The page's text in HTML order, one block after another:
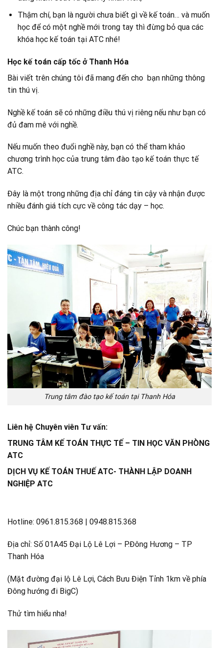
Thậm chí, bạn là người chưa biết gì về kế toán… và muốn
học để có một nghề mới trong tay thì đừng bỏ qua các
khóa học kế toán tại ATC nhé!
Học kế toán cấp tốc ở Thanh Hóa
Bài viết trên chúng tôi đã mang đến cho bạn những thông
tin thú vị.
Nghề kế toán sẽ có những điều thú vị riêng nếu như bạn có
đủ đam mê với nghề.
Nếu muốn theo đuổi nghề này, bạn có thể tham khảo
chương trình học của trung tâm đào tạo kế toán thực tế
ATC.
Đây là một trong những địa chỉ đáng tin cậy và nhận được
nhiều đánh giá tích cực về công tác dạy – học.
Chúc bạn thành công!
Trung tâm đào tạo kế toán tại Thanh Hóa
Liên hệ Chuyên viên Tư vấn:
TRUNG TÂM KẾ TOÁN THỰC TẾ – TIN HỌC VĂN PHÒNG
ATC
DỊCH VỤ KẾ TOÁN THUẾ ATC- THÀNH LẬP DOANH
NGHIỆP ATC
Hotline: 0961.815.368 | 0948.815.368
Địa chỉ: Số 01A45 Đại Lộ Lê Lợi – P.Đông Hương – TP
Thanh Hóa
(Mặt đường đại lộ Lê Lợi, Cách Bưu Điện Tỉnh 1km về phía
Đông hướng đi BigC)
Thử tìm hiểu nha!